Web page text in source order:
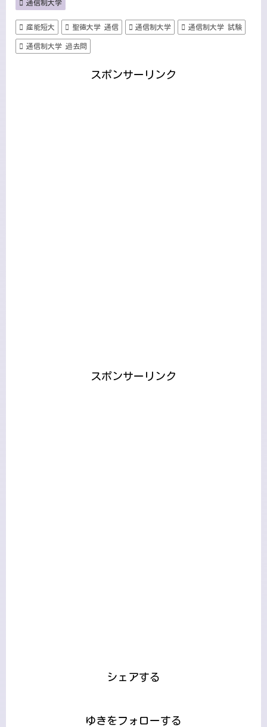
通信制大学
産能短大 聖徳大学 通信 通信制大学 通信制大学 試験
通信制大学 過去問
スポンサーリンク
スポンサーリンク
シェアする
ゆきをフォローする